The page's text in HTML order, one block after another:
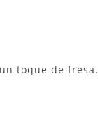
toque de fresa.